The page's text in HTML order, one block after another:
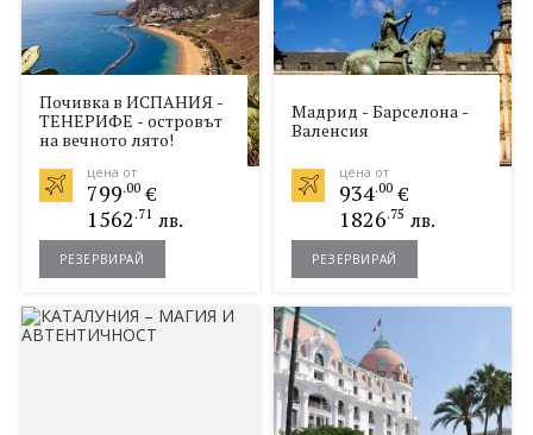
Почивка в ИСПАНИЯ -
ТЕНЕРИФЕ - островът
на вечното лято!
цена от
799.00 €
1562 .71 лв.
РЕЗЕРВИРАЙ
Мадрид - Барселона -
Валенсия
цена от
934.00 €
1826.75 лв.
РЕЗЕРВИРАЙ